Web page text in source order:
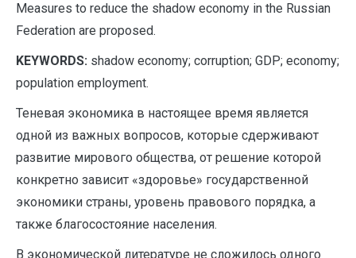
Measures to reduce the shadow economy in the Russian
Federation are proposed.
KEYWORDS: shadow economy; corruption; GDP; economy;
population employment.
Теневая экономика в настоящее время является
одной из важных вопросов, которые сдерживают
развитие мирового общества, от решение которой
конкретно зависит «здоровье» государственной
экономики страны, уровень правового порядка, а
также благосостояние населения.
В экономической литературе не сложилось одного